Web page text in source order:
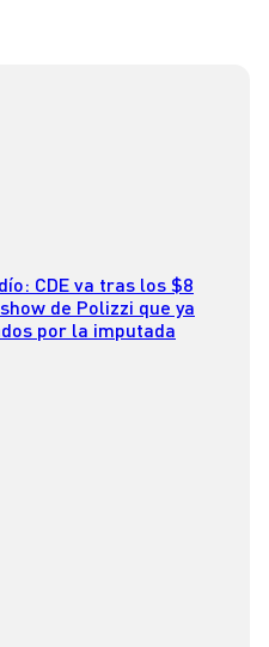
CDE va tras los $8
de Polizzi que ya
por la imputada